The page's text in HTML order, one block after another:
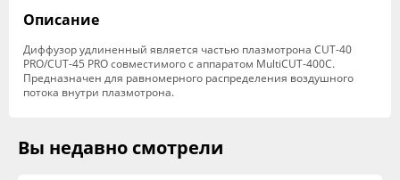
Описание
Диффузор удлиненный является частью плазмотрона CUT-40
PRO/CUT-45 PRO совместимого с аппаратом MultiCUT-400C.
Предназначен для равномерного распределения воздушного
потока внутри плазмотрона.
Вы недавно смотрели